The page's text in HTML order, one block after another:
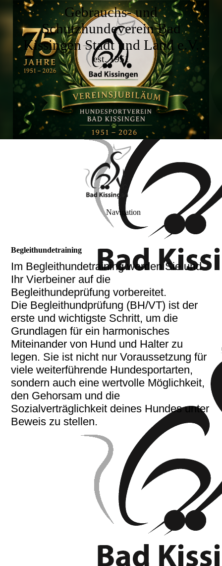
Gebrauchs- und
Schutzhundeverein Bad
Kissingen Stadt und Land e.V.
est. 1951
Navigation
Begleithundetraining
Im Begleithundetraining werden Sie und
Ihr Vierbeiner auf die
Begleithundeprüfung vorbereitet.
Die Begleithundprüfung (BH/VT) ist der
erste und wichtigste Schritt, um die
Grundlagen für ein harmonisches
Miteinander von Hund und Halter zu
legen. Sie ist nicht nur Voraussetzung für
viele weiterführende Hundesportarten,
sondern auch eine wertvolle Möglichkeit,
den Gehorsam und die
Sozialverträglichkeit deines Hundes unter
Beweis zu stellen.